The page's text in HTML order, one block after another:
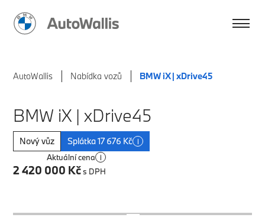
AutoWallis Nabídka vozů BMW iX | xDrive45
BMW iX | xDrive45
Nový vůz Splátka 17 676 Kč i
Aktuální cena i
2 420 000 Kčs DPH